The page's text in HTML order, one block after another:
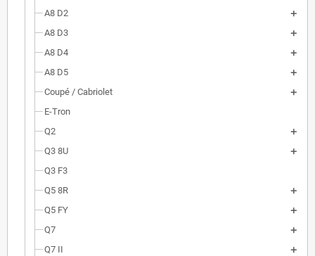
A8 D2
A8 D3
A8 D4
A8 D5
Coupé / Cabriolet
E-Tron
Q2
Q3 8U
Q3 F3
Q5 8R
Q5 FY
Q7
Q7 II